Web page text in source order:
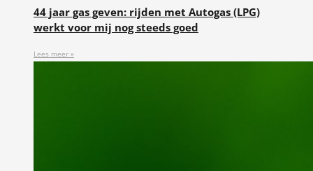
44 jaar gas geven: rijden met Autogas (LPG)
werkt voor mij nog steeds goed
Lees meer »